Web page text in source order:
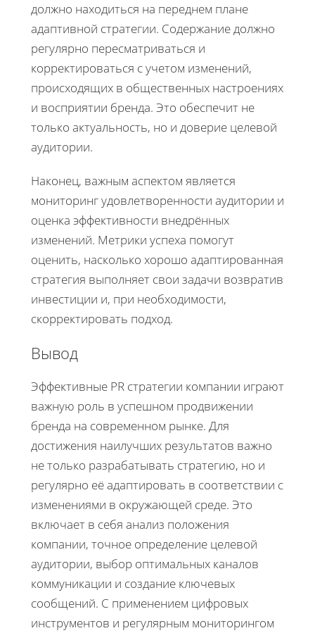
должно находиться на переднем плане
адаптивной стратегии. Содержание должно
регулярно пересматриваться и
корректироваться с учетом изменений,
происходящих в общественных настроениях
и восприятии бренда. Это обеспечит не
только актуальность, но и доверие целевой
аудитории.
Наконец, важным аспектом является
мониторинг удовлетворенности аудитории и
оценка эффективности внедрённых
изменений. Метрики успеха помогут
оценить, насколько хорошо адаптированная
стратегия выполняет свои задачи возвратив
инвестиции и, при необходимости,
скорректировать подход.
Вывод
Эффективные PR стратегии компании играют
важную роль в успешном продвижении
бренда на современном рынке. Для
достижения наилучших результатов важно
не только разрабатывать стратегию, но и
регулярно её адаптировать в соответствии с
изменениями в окружающей среде. Это
включает в себя анализ положения
компании, точное определение целевой
аудитории, выбор оптимальных каналов
коммуникации и создание ключевых
сообщений. С применением цифровых
инструментов и регулярным мониторингом